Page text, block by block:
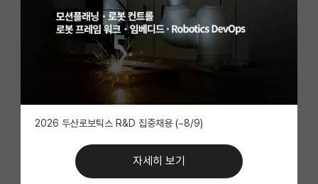
전체글보기
베스트 게시판
IF 명예의전당
자유 게시판(아무개랩)
미국 유학 게시판
미국 대학원 합격 후기 게시판
2026 두산로보틱스 R&D 집중채용 (~8/9)
자세히 보기